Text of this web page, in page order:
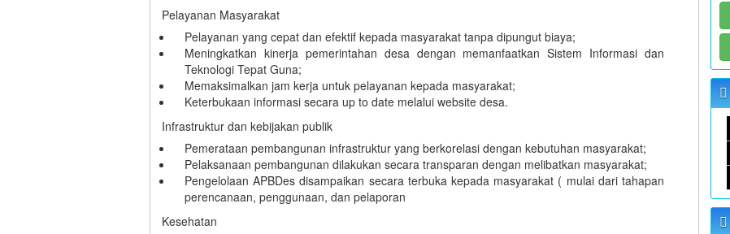
Pelayanan Masyarakat
Pelayanan yang cepat dan efektif kepada masyarakat tanpa dipungut biaya;
Meningkatkan kinerja pemerintahan desa dengan memanfaatkan Sistem Informasi dan
Teknologi Tepat Guna;
Memaksimalkan jam kerja untuk pelayanan kepada masyarakat;
Keterbukaan informasi secara up to date melalui website desa.
Infrastruktur dan kebijakan publik
Pemerataan pembangunan infrastruktur yang berkorelasi dengan kebutuhan masyarakat;
Pelaksanaan pembangunan dilakukan secara transparan dengan melibatkan masyarakat;
Pengelolaan APBDes disampaikan secara terbuka kepada masyarakat ( mulai dari tahapan
perencanaan, penggunaan, dan pelaporan
Kesehatan